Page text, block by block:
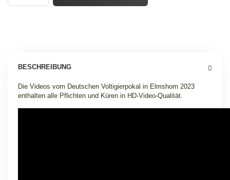
BESCHREIBUNG
Die Videos vom Deutschen Voltigierpokal in Elmshorn 2023
enthalten alle Pflichten und Küren in HD-Video-Qualität.